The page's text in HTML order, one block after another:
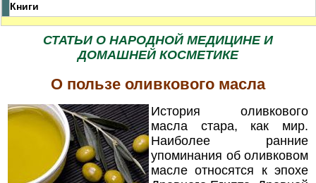
Книги
СТАТЬИ О НАРОДНОЙ МЕДИЦИНЕ И
ДОМАШНЕЙ КОСМЕТИКЕ
О пользе оливкового масла
История оливкового
масла стара, как мир.
Наиболее ранние
упоминания об оливковом
масле относятся к эпохе